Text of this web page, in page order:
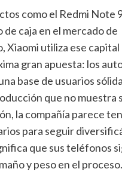
como el Redmi Note
caja en el mercado de
Xiaomi utiliza ese capital
gran apuesta: los
base de usuarios
que no muestra
la compañía parece
para seguir
que sus teléfonos
y peso en el proceso.